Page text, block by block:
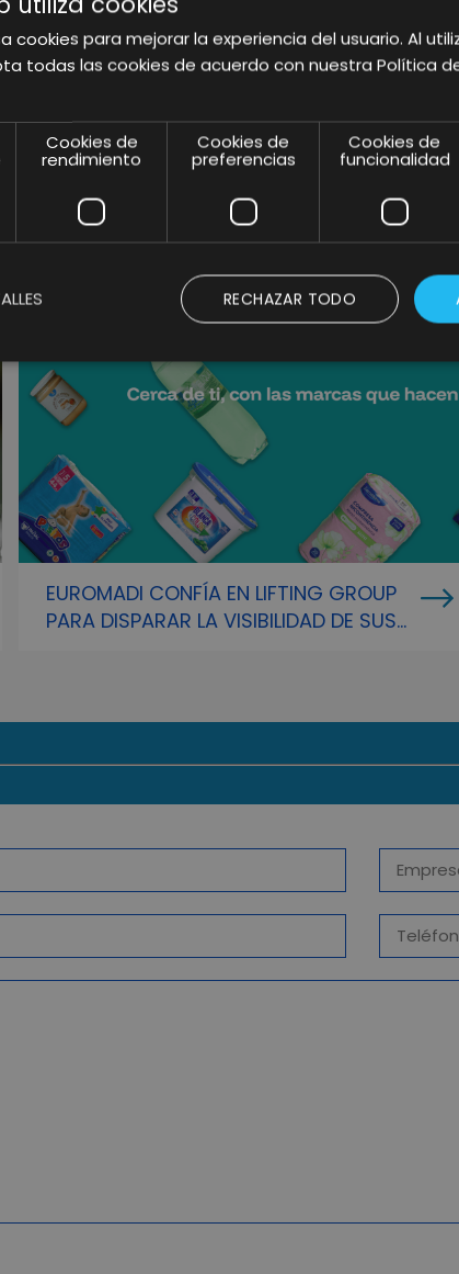
SHARE
ARTÍCULOS RELACIONADOS
EUROMADI CONFÍA EN LIFTING GROUP
PARA DISPARAR LA VISIBILIDAD DE SUS
cookies para mejorar la experiencia del usuario. Al
todas las cookies de acuerdo con nuestra Política
Cookies de
rendimiento
Cookies de
preferencias
Cookies de
funcionalidad
RECHAZAR TODO